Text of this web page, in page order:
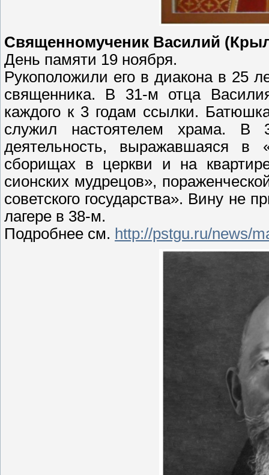
Священномученик Василий
День памяти 19 ноября.
Рукоположили его в диакона в 25
священника. В 31-м отца
каждого к 3 годам ссылки.
служил настоятелем храма. В
деятельность, выражавшаяся в
сборищах в церкви и на
сионских мудрецов»,
советского государства». Вину не
лагере в 38-м.
Подробнее см. http://pstgu.ru/news/